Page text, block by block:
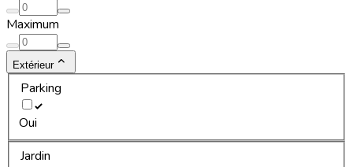
Maximum
Extérieur
Parking
Oui
Jardin